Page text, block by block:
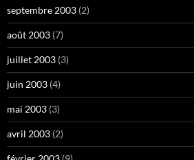
septembre 2003 (2)
août 2003 (7)
juillet 2003 (3)
juin 2003 (4)
mai 2003 (3)
avril 2003 (2)